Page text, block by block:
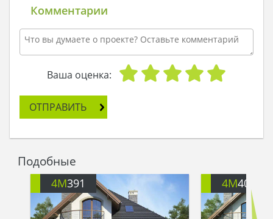
Комментарии
Ваша оценка:
ОТПРАВИТЬ
Подобные
4M391 4M401